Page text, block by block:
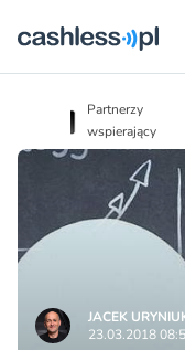
Partnerzy
wspierający
JACEK
23.03.2018